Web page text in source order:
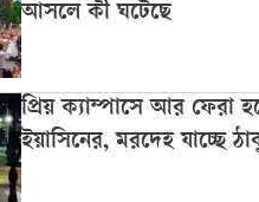
আসলে কী ঘটেছে
প্রিয় ক্যাম্পাসে আর ফেরা
ইয়াসিনের, মরদেহ যাচ্ছে